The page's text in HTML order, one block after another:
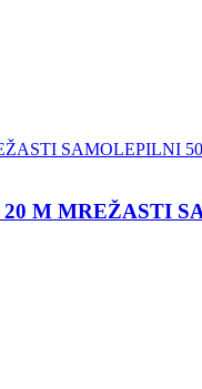
M MREŽASTI